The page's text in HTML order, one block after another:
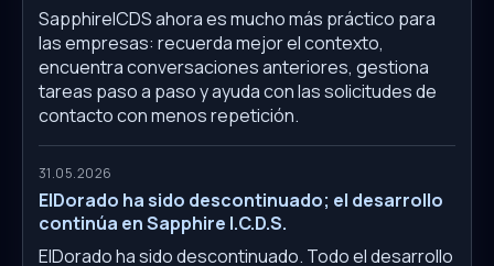
SapphireICDS ahora es mucho más práctico para
las empresas: recuerda mejor el contexto,
encuentra conversaciones anteriores, gestiona
tareas paso a paso y ayuda con las solicitudes de
contacto con menos repetición.
31.05.2026
ElDorado ha sido descontinuado; el desarrollo
continúa en Sapphire I.C.D.S.
ElDorado ha sido descontinuado. Todo el desarrollo